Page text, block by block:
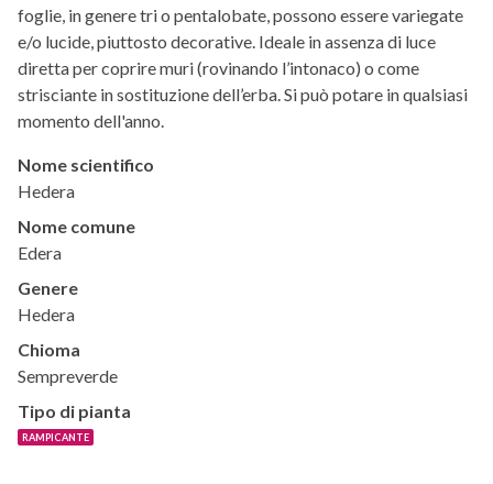
foglie, in genere tri o pentalobate, possono essere variegate
e/o lucide, piuttosto decorative. Ideale in assenza di luce
diretta per coprire muri (rovinando l’intonaco) o come
strisciante in sostituzione dell’erba. Si può potare in qualsiasi
momento dell'anno.
Nome scientifico
Hedera
Nome comune
Edera
Genere
Hedera
Chioma
Sempreverde
Tipo di pianta
RAMPICANTE